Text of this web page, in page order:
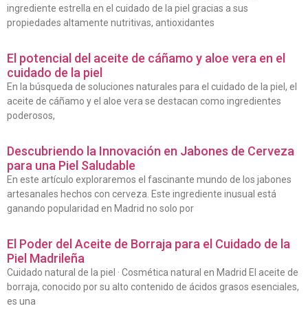
ingrediente estrella en el cuidado de la piel gracias a sus
propiedades altamente nutritivas, antioxidantes
El potencial del aceite de cáñamo y aloe vera en el
cuidado de la piel
En la búsqueda de soluciones naturales para el cuidado de la piel, el
aceite de cáñamo y el aloe vera se destacan como ingredientes
poderosos,
Descubriendo la Innovación en Jabones de Cerveza
para una Piel Saludable
En este artículo exploraremos el fascinante mundo de los jabones
artesanales hechos con cerveza. Este ingrediente inusual está
ganando popularidad en Madrid no solo por
El Poder del Aceite de Borraja para el Cuidado de la
Piel Madrileña
Cuidado natural de la piel · Cosmética natural en Madrid El aceite de
borraja, conocido por su alto contenido de ácidos grasos esenciales,
es una